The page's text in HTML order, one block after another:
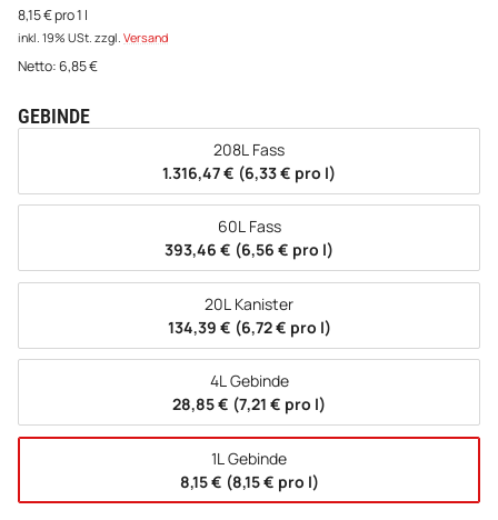
8,15 € pro 1 l
inkl. 19% USt. zzgl. Versand
Netto:6,85€
GEBINDE
wählen
208L Fass
1.316,47 € (6,33 € pro l)
60L Fass
393,46 € (6,56 € pro l)
20L Kanister
134,39 € (6,72 € pro l)
4L Gebinde
28,85 € (7,21 € pro l)
1L Gebinde
8,15 € (8,15 € pro l)